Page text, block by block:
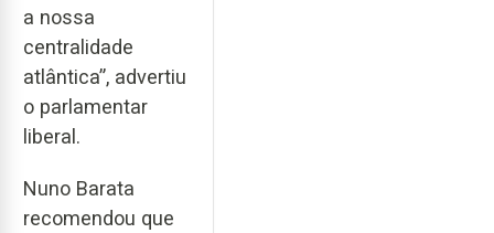
a nossa
centralidade
atlântica”, advertiu
o parlamentar
liberal.
Nuno Barata
recomendou que